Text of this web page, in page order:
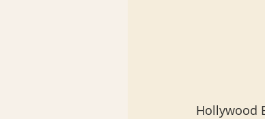
Hollywood